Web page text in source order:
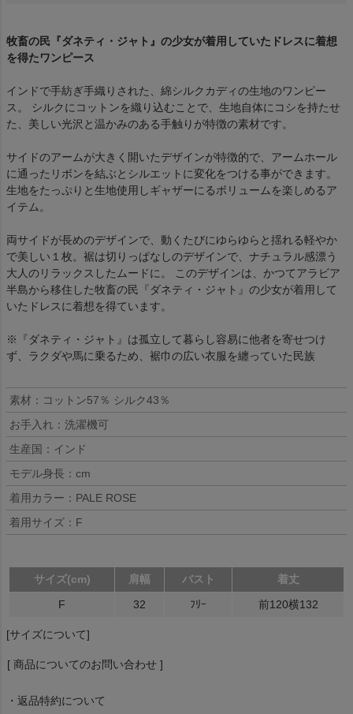
牧畜の民『ダネティ・ジャト』の少女が着用していたドレスに着想
を得たワンピース
インドで手紡ぎ手織りされた、綿シルクカディの生地のワンピー
ス。 シルクにコットンを織り込むことで、生地自体にコシを持たせ
た、美しい光沢と温かみのある手触りが特徴の素材です。
サイドのアームが大きく開いたデザインが特徴的で、アームホール
に通ったリボンを結ぶとシルエットに変化をつける事ができます。
生地をたっぷりと生地使用しギャザーにるボリュームを楽しめるア
イテム。
両サイドが長めのデザインで、動くたびにゆらゆらと揺れる軽やか
で美しい１枚。裾は切りっぱなしのデザインで、ナチュラル感漂う
大人のリラックスしたムードに。 このデザインは、かつてアラビア
半島から移住した牧畜の民『ダネティ・ジャト』の少女が着用して
いたドレスに着想を得ています。
※『ダネティ・ジャト』は孤立して暮らし容易に他者を寄せつけ
ず、ラクダや馬に乗るため、裾巾の広い衣服を纏っていた民族
素材：コットン57％ シルク43％
お手入れ：洗濯機可
生産国：インド
モデル身長：cm
着用カラー：PALE ROSE
着用サイズ：F
サイズ(cm) 肩幅 バスト
着丈
F
32 ﾌﾘｰ 前120横132
[サイズについて]
[ 商品についてのお問い合わせ ]
・返品特約について